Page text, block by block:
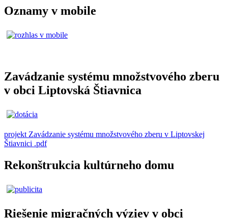
Oznamy v mobile
Zavádzanie systému množstvového zberu
v obci Liptovská Štiavnica
projekt Zavádzanie systému množstvového zberu v Liptovskej
Štiavnici .pdf
Rekonštrukcia kultúrneho domu
Riešenie migračných výziev v obci